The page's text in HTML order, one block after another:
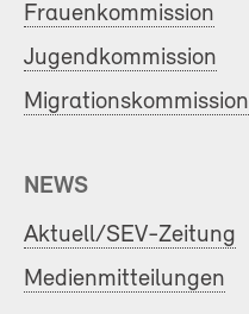
Frauenkommission
Jugendkommission
Migrationskommission
NEWS
Aktuell/SEV-Zeitung
Medienmitteilungen